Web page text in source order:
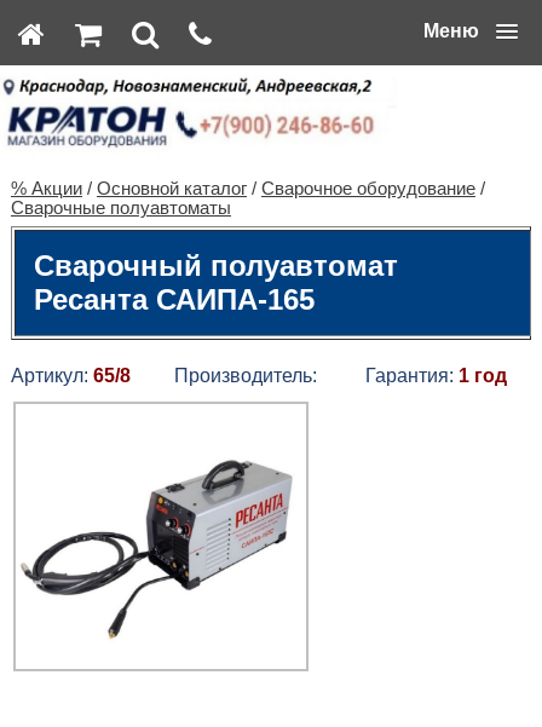
Меню
% Акции/ Основной каталог/ Сварочное оборудование/
Сварочные полуавтоматы
Сварочный полуавтомат
Ресанта САИПА-165
Артикул: 65/8Производитель: Гарантия: 1 год